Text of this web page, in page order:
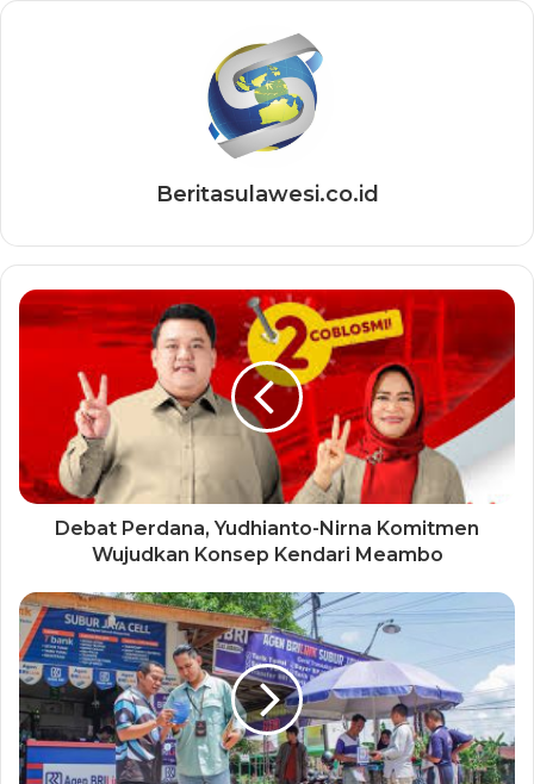
Beritasulawesi.co.id
Debat Perdana, Yudhianto-Nirna Komitmen
Wujudkan Konsep Kendari Meambo